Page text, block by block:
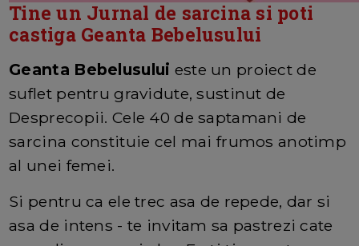
Tine un Jurnal de sarcina si poti
castiga Geanta Bebelusului
Geanta Bebelusului este un proiect de
suflet pentru gravidute, sustinut de
Desprecopii. Cele 40 de saptamani de
sarcina constituie cel mai frumos anotimp
al unei femei.
Si pentru ca ele trec asa de repede, dar si
asa de intens - te invitam sa pastrezi cate